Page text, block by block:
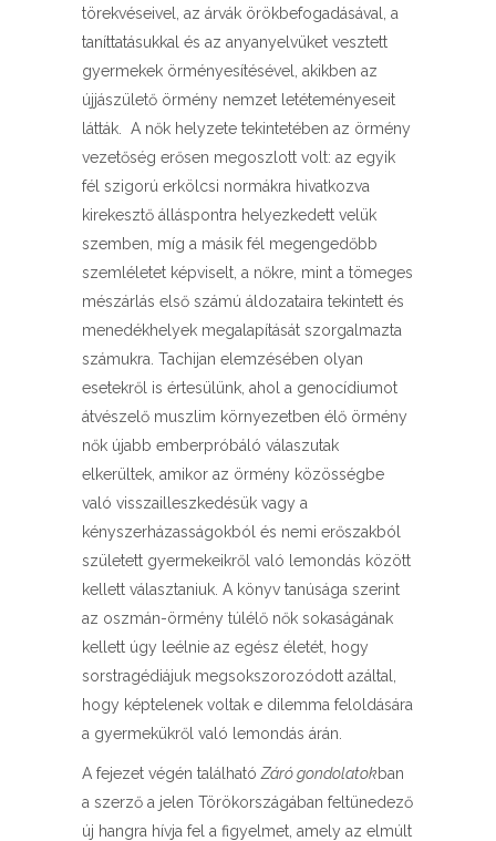
törekvéseivel, az árvák örökbefogadásával, a
taníttatásukkal és az anyanyelvüket vesztett
gyermekek örményesítésével, akikben az
újjászülető örmény nemzet letéteményeseit
látták. A nők helyzete tekintetében az örmény
vezetőség erősen megoszlott volt: az egyik
fél szigorú erkölcsi normákra hivatkozva
kirekesztő álláspontra helyezkedett velük
szemben, míg a másik fél megengedőbb
szemléletet képviselt, a nőkre, mint a tömeges
mészárlás első számú áldozataira tekintett és
menedékhelyek megalapítását szorgalmazta
számukra. Tachijan elemzésében olyan
esetekről is értesülünk, ahol a genocídiumot
átvészelő muszlim környezetben élő örmény
nők újabb emberpróbáló válaszutak
elkerültek, amikor az örmény közösségbe
való visszailleszkedésük vagy a
kényszerházasságokból és nemi erőszakból
született gyermekeikről való lemondás között
kellett választaniuk. A könyv tanúsága szerint
az oszmán-örmény túlélő nők sokaságának
kellett úgy leélnie az egész életét, hogy
sorstragédiájuk megsokszorozódott azáltal,
hogy képtelenek voltak e dilemma feloldására
a gyermekükről való lemondás árán.
A fejezet végén található Záró gondolatokban
a szerző a jelen Törökországában feltünedező
új hangra hívja fel a figyelmet, amely az elmúlt